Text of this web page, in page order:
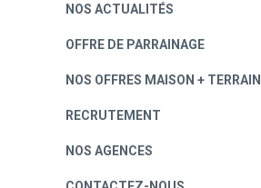
NOS ACTUALITÉS
OFFRE DE PARRAINAGE
NOS OFFRES MAISON + TERRAIN
RECRUTEMENT
NOS AGENCES